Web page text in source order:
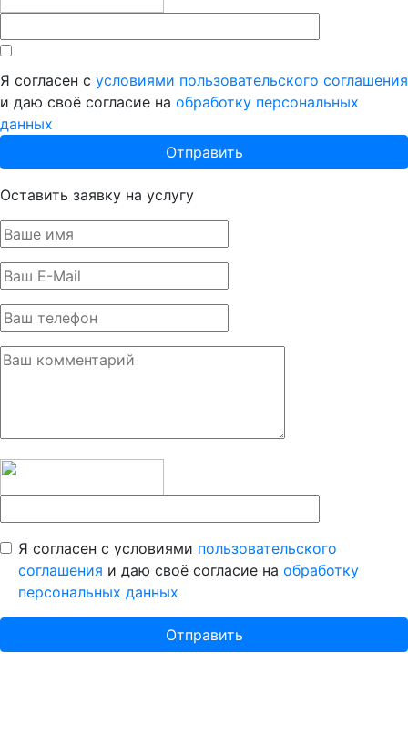
Я согласен с условиями пользовательского соглашения
и даю своё согласие на обработку персональных
данных
Оставить заявку на услугу
Я согласен с условиями пользовательского
соглашения и даю своё согласие на обработку
персональных данных